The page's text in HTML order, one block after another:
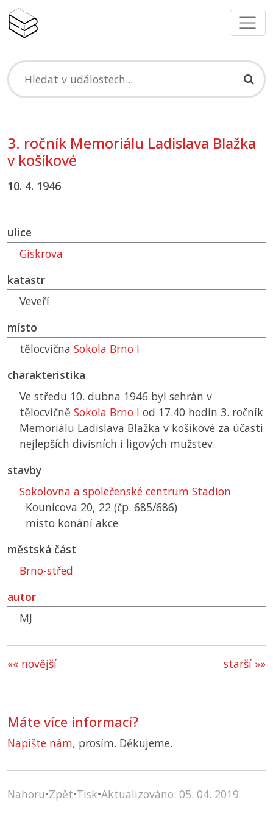
3. ročník Memoriálu Ladislava Blažka
v košíkové
10. 4. 1946
ulice
Giskrova
katastr
Veveří
místo
tělocvična Sokola Brno I
charakteristika
Ve středu 10. dubna 1946 byl sehrán v
tělocvičně Sokola Brno I od 17.40 hodin 3. ročník
Memoriálu Ladislava Blažka v košíkové za účasti
nejlepších divisních i ligových mužstev.
stavby
Sokolovna a společenské centrum Stadion
Kounicova 20, 22 (čp. 685/686)
místo konání akce
městská část
Brno-střed
autor
MJ
starší »»
«« novější
Máte více informací?
Napište nám, prosím. Děkujeme.
Nahoru•Zpět•Tisk•Aktualizováno: 05. 04. 2019